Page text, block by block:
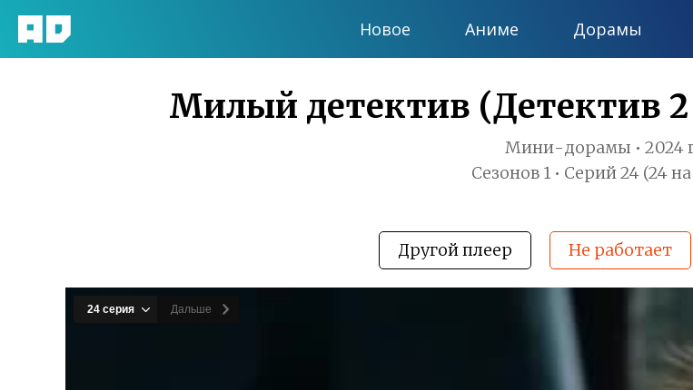
Новое Аниме Дорамы
Милый детектив (Детектив 2
Мини-дорамы • 2024
Сезонов 1 • Серий 24 (24
Другой плеер Не работает